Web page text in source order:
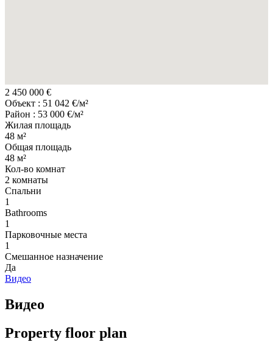
2 450 000 €
Объект : 51 042 €/м²
Район : 53 000 €/м²
Жилая площадь
48 м²
Общая площадь
48 м²
Кол-во комнат
2 комнаты
Cпальни
1
Bathrooms
1
Парковочные места
1
Смешанное назначение
Да
Видео
Видео
Property floor plan